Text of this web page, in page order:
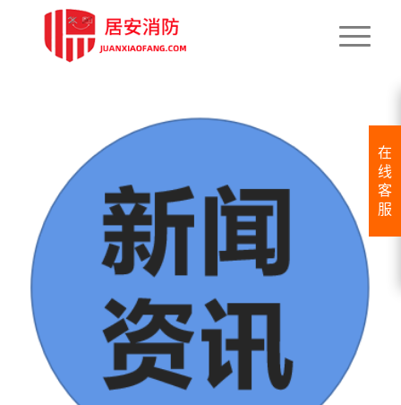
在
线
客
服